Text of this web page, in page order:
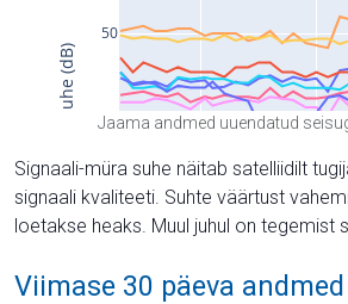
Jaama andmed uuendatud
Signaali-müra suhe näitab satelliidilt
signaali kvaliteeti. Suhte väärtust
loetakse heaks. Muul juhul on tegemist
Viimase 30 päeva andmed